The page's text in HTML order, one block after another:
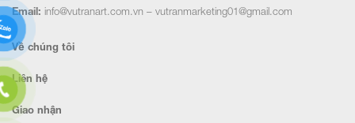
Email: info@vutranart.com.vn – vutranmarketing01@gmail.com
Về chúng tôi
Liên hệ
Giao nhận